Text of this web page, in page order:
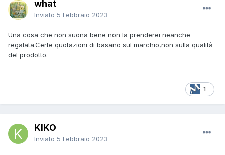
what
Inviato 5 Febbraio 2023
Una cosa che non suona bene non la prenderei neanche
regalata.Certe quotazioni di basano sul marchio,non sulla qualità
del prodotto.
1
KIKO
Inviato 5 Febbraio 2023